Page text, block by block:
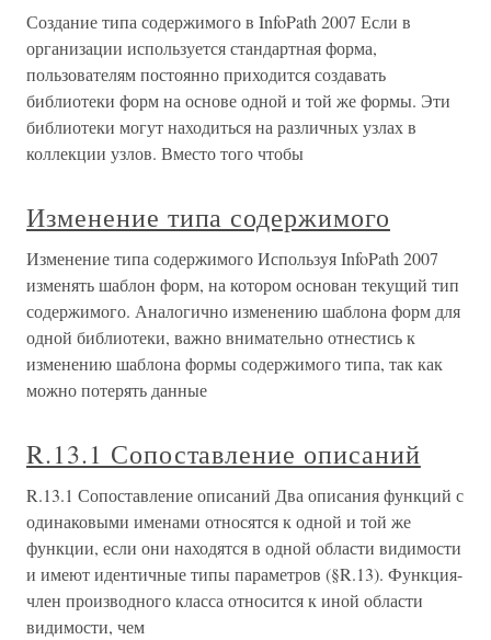
Создание типа содержимого в InfoPath 2007 Если в
организации используется стандартная форма,
пользователям постоянно приходится создавать
библиотеки форм на основе одной и той же формы. Эти
библиотеки могут находиться на различных узлах в
коллекции узлов. Вместо того чтобы
Изменение типа содержимого
Изменение типа содержимого Используя InfoPath 2007
изменять шаблон форм, на котором основан текущий тип
содержимого. Аналогично изменению шаблона форм для
одной библиотеки, важно внимательно отнестись к
изменению шаблона формы содержимого типа, так как
можно потерять данные
R.13.1 Сопоставление описаний
R.13.1 Сопоставление описаний Два описания функций с
одинаковыми именами относятся к одной и той же
функции, если они находятся в одной области видимости
и имеют идентичные типы параметров (§R.13). Функция-
член производного класса относится к иной области
видимости, чем